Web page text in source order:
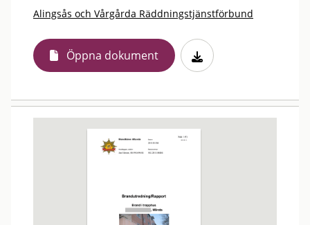
Alingsås och Vårgårda Räddningstjänstförbund
Öppna dokument